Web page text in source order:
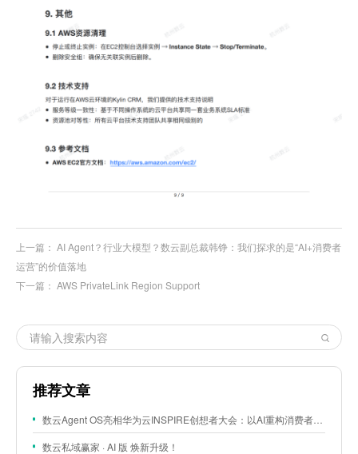
上一篇： AI Agent？行业大模型？数云副总裁韩铮：我们探求的是“AI+消费者
运营”的价值落地
下一篇： AWS PrivateLink Region Support
推荐文章
数云Agent OS亮相华为云INSPIRE创想者大会：以AI重构消费者运营与零售营销新范式
数云私域赢家 · AI 版 焕新升级！